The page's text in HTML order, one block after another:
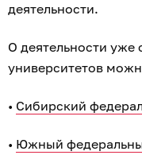
деятельности.
О деятельности
университетов
• Сибирский
• Южный